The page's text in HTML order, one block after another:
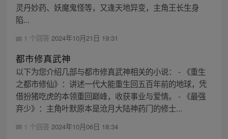
灵丹妙药、妖魔鬼怪等，又逢天地异变，主角王长生身
陷...
1 个回答 2024年10月21日 19:31
都市修真武神
以下为您介绍几部与都市修真武神相关的小说： - 《重生
之都市修仙》：讲述一代大能重生回五百年前的地球，凭
借扮猪吃虎的本领重回巅峰，收获事业与爱情。 - 《最强
弃少》：主角叶默原本是沧月大陆神药门的修士...
1 个回答 2024年10月06日 18:34